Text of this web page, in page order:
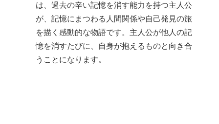
は、過去の辛い記憶を消す能力を持つ主人公
が、記憶にまつわる人間関係や自己発見の旅
を描く感動的な物語です。主人公が他人の記
憶を消すたびに、自身が抱えるものと向き合
うことになります。